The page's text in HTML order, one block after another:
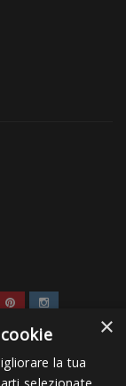
×
la tua